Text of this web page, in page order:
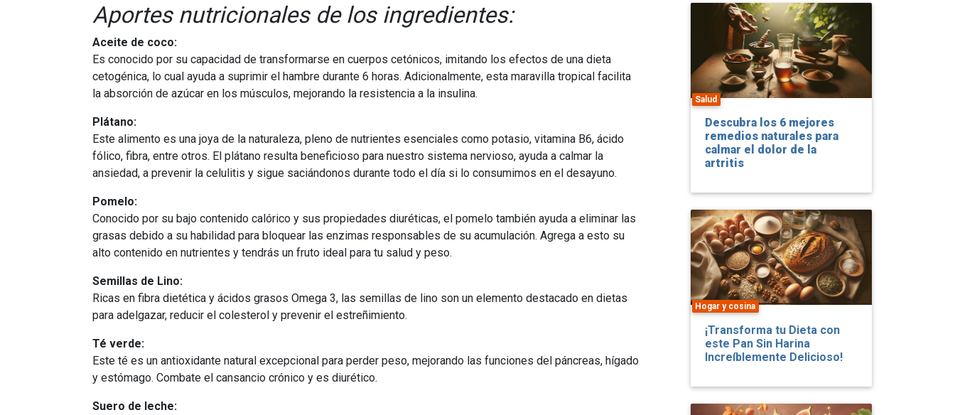
Aportes nutricionales de los ingredientes:
Aceite de coco:
Es conocido por su capacidad de transformarse en cuerpos cetónicos, imitando los efectos de una dieta
cetogénica, lo cual ayuda a suprimir el hambre durante 6 horas. Adicionalmente, esta maravilla tropical facilita
la absorción de azúcar en los músculos, mejorando la resistencia a la insulina.
Plátano:
Este alimento es una joya de la naturaleza, pleno de nutrientes esenciales como potasio, vitamina B6, ácido
fólico, fibra, entre otros. El plátano resulta beneficioso para nuestro sistema nervioso, ayuda a calmar la
ansiedad, a prevenir la celulitis y sigue saciándonos durante todo el día si lo consumimos en el desayuno.
Pomelo:
Conocido por su bajo contenido calórico y sus propiedades diuréticas, el pomelo también ayuda a eliminar las
grasas debido a su habilidad para bloquear las enzimas responsables de su acumulación. Agrega a esto su
alto contenido en nutrientes y tendrás un fruto ideal para tu salud y peso.
Semillas de Lino:
Ricas en fibra dietética y ácidos grasos Omega 3, las semillas de lino son un elemento destacado en dietas
para adelgazar, reducir el colesterol y prevenir el estreñimiento.
Té verde:
Este té es un antioxidante natural excepcional para perder peso, mejorando las funciones del páncreas, hígado
y estómago. Combate el cansancio crónico y es diurético.
Suero de leche:
Salud
Descubra los 6 mejores
remedios naturales para
calmar el dolor de la
artritis
Hogar y cosina
¡Transforma tu Dieta con
este Pan Sin Harina
Increíblemente Delicioso!